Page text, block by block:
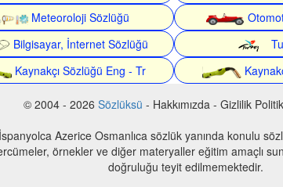
Meteoroloji Sözlüğü
Bilgisayar, İnternet Sözlüğü
Kaynakçı Sözlüğü Eng - Tr
© 2004 - 2026 Sözlüksü - Hakkımızda - Gizlilik
Azerice Osmanlıca sözlük yanında konulu
örnekler ve diğer materyaller eğitim amaçlı
doğruluğu teyit edilmemektedir.